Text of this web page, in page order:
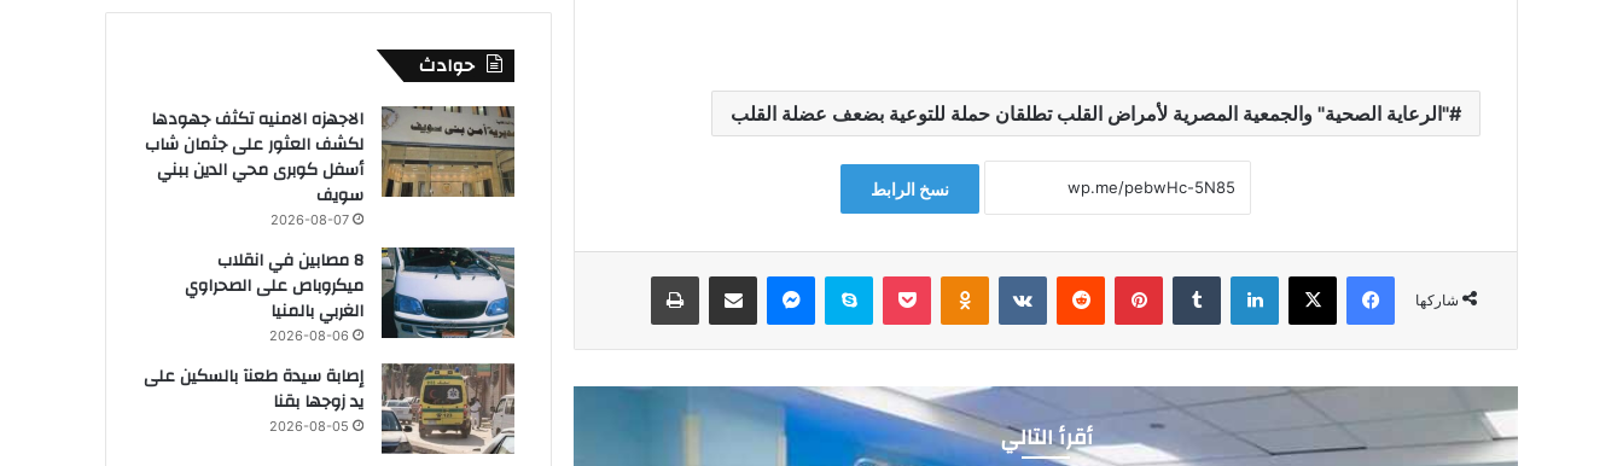
"الرعاية الصحية" والجمعية المصرية لأمراض القلب تطلقان حملة للتوعية بضعف عضلة القلب
نسخ الرابط
شاركها
فيسبوك لينكدإن بينتيريست سكايب
أقرأ التالي
حوادث
الاجهزه الامنيه تكثف جهودها
لكشف العثور على جثمان شاب
أسفل كوبرى محي الدين ببني
سويف
2026-08-07
8 مصابين في انقلاب
ميكروباص على الصحراوي
الغربي بالمنيا
2026-08-06
إصابة سيدة طعنآ بالسكين على
يد زوجها بقنا
2026-08-05